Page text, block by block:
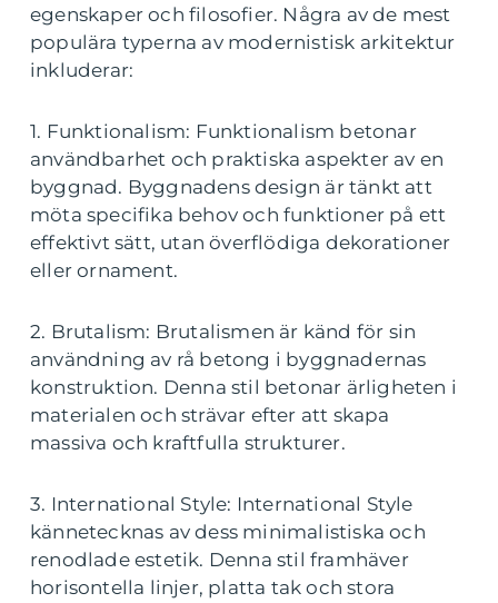
egenskaper och filosofier. Några av de mest
populära typerna av modernistisk arkitektur
inkluderar:
1. Funktionalism: Funktionalism betonar
användbarhet och praktiska aspekter av en
byggnad. Byggnadens design är tänkt att
möta specifika behov och funktioner på ett
effektivt sätt, utan överflödiga dekorationer
eller ornament.
2. Brutalism: Brutalismen är känd för sin
användning av rå betong i byggnadernas
konstruktion. Denna stil betonar ärligheten i
materialen och strävar efter att skapa
massiva och kraftfulla strukturer.
3. International Style: International Style
kännetecknas av dess minimalistiska och
renodlade estetik. Denna stil framhäver
horisontella linjer, platta tak och stora